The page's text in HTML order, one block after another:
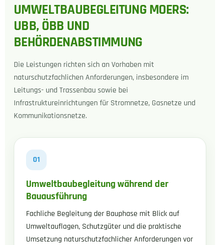
UMWELTBAUBEGLEITUNG MOERS:
UBB, ÖBB UND
BEHÖRDENABSTIMMUNG
Die Leistungen richten sich an Vorhaben mit
naturschutzfachlichen Anforderungen, insbesondere im
Leitungs- und Trassenbau sowie bei
Infrastruktureinrichtungen für Stromnetze, Gasnetze und
Kommunikationsnetze.
01
Umweltbaubegleitung während der
Bauausführung
Fachliche Begleitung der Bauphase mit Blick auf
Umweltauflagen, Schutzgüter und die praktische
Umsetzung naturschutzfachlicher Anforderungen vor